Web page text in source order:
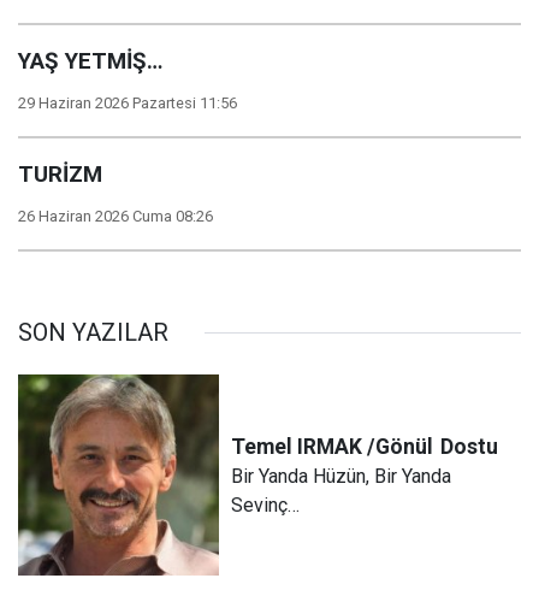
YAŞ YETMİŞ…
29 Haziran 2026 Pazartesi 11:56
TURİZM
26 Haziran 2026 Cuma 08:26
SON YAZILAR
Temel IRMAK /Gönül Dostu
Bir Yanda Hüzün, Bir Yanda
Sevinç…